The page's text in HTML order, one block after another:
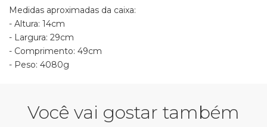
Medidas aproximadas da caixa:
- Altura: 14cm
- Largura: 29cm
- Comprimento: 49cm
- Peso: 4080g
Você vai gostar também